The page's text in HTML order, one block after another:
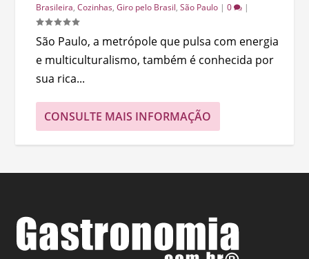
Brasileira,Cozinhas,Giro pelo Brasil,São Paulo |0 |
São Paulo, a metrópole que pulsa com energia
e multiculturalismo, também é conhecida por
sua rica...
CONSULTE MAIS INFORMAÇÃO